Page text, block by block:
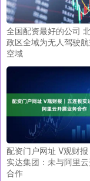
全国配资最好的公司
政区全域为无人驾驶
空域
配资门户网址 V观财
实达集团：未与阿里
合作